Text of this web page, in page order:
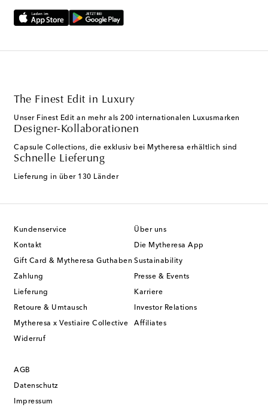
The Finest Edit in Luxury
Unser Finest Edit an mehr als 200 internationalen Luxusmarken
Designer-Kollaborationen
Capsule Collections, die exklusiv bei Mytheresa erhältlich sind
Schnelle Lieferung
Lieferung in über 130 Länder
Kundenservice
Kontakt
Gift Card & Mytheresa Guthaben
Zahlung
Lieferung
Retoure & Umtausch
Mytheresa x Vestiaire Collective
Widerruf
Über uns
Die Mytheresa App
Sustainability
Presse & Events
Karriere
Investor Relations
Affiliates
AGB
Datenschutz
Impressum